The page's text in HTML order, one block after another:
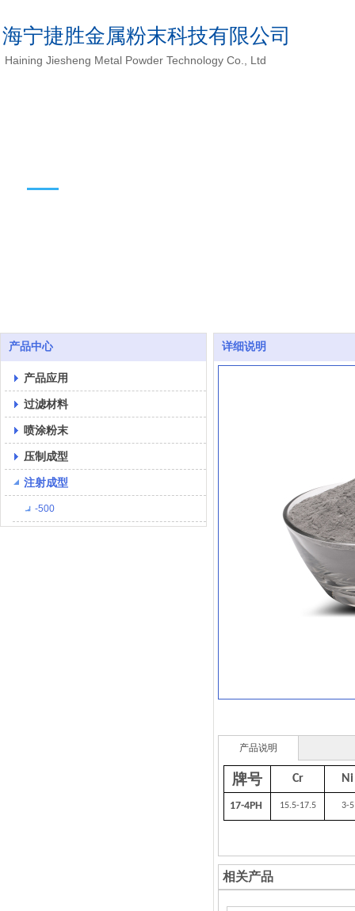
海宁捷胜金属粉末科技有限公司
Haining Jiesheng Metal Powder Technology Co., Ltd
产品中心
产品应用
过滤材料
喷涂粉末
压制成型
注射成型
-500
详细说明
产品说明
牌号 Cr Ni
17-4PH 15.5-17.5 3-5
相关产品